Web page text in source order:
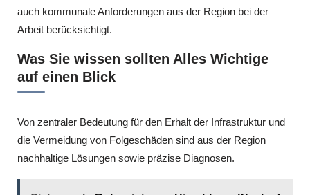
auch kommunale Anforderungen aus der Region bei der
Arbeit berücksichtigt.
Was Sie wissen sollten Alles Wichtige
auf einen Blick
Von zentraler Bedeutung für den Erhalt der Infrastruktur und
die Vermeidung von Folgeschäden sind aus der Region
nachhaltige Lösungen sowie präzise Diagnosen.